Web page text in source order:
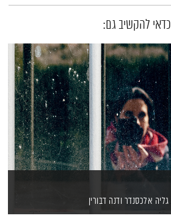
כדאי להקשיב גם:
גליה אלכסנדר ודנה דבורין